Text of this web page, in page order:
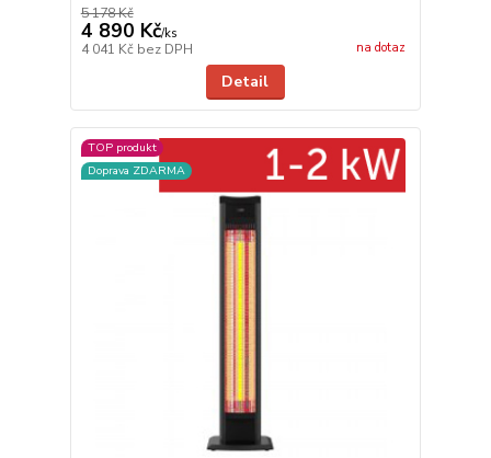
5 178 Kč
4 890 Kč/ks
4 041 Kč bez DPH na dotaz
Detail
TOP produkt
Doprava ZDARMA